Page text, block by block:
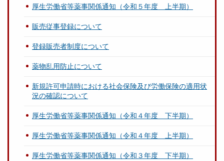
厚生労働省等薬事関係通知（令和５年度 上半期）
販売従事登録について
登録販売者制度について
薬物乱用防止について
新規許可申請時における社会保険及び労働保険の適用状
況の確認について
厚生労働省等薬事関係通知（令和４年度 下半期）
厚生労働省等薬事関係通知（令和４年度 上半期）
厚生労働省等薬事関係通知（令和３年度 下半期）